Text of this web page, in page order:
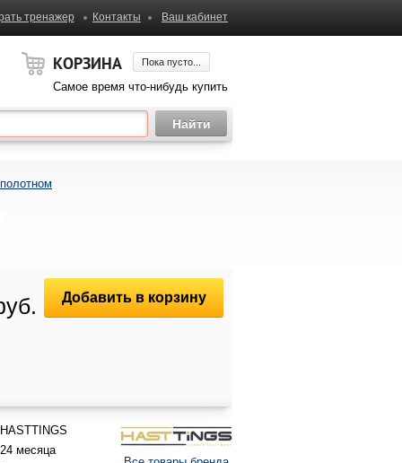
тренажер Контакты Ваш кабинет
КОРЗИНА Пока пусто...
Самое время что-нибудь купить
Добавить в корзину
HASTTINGS
24 месяца